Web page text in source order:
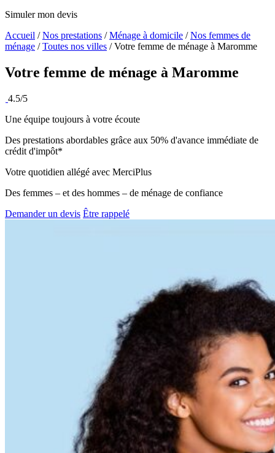
Simuler mon devis
Accueil /Nos prestations /Ménage à domicile /Nos femmes de
ménage /Toutes nos villes /Votre femme de ménage à Maromme
Votre femme de ménage à Maromme
4.5/5
Une équipe toujours à votre écoute
Des prestations abordables grâce aux 50% d'avance immédiate de
crédit d'impôt*
Votre quotidien allégé avec MerciPlus
Des femmes – et des hommes – de ménage de confiance
Demander un devis Être rappelé